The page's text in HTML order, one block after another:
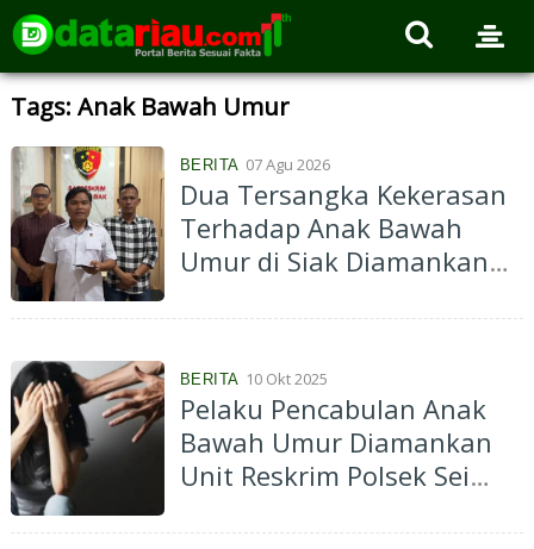
Tags: Anak Bawah Umur
BERITA 07 Agu 2026
Dua Tersangka Kekerasan
Terhadap Anak Bawah
Umur di Siak Diamankan
BERITA 10 Okt 2025
Pelaku Pencabulan Anak
Bawah Umur Diamankan
Unit Reskrim Polsek Sei